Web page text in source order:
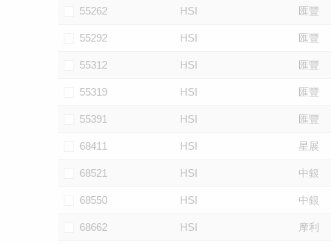
55262 HSI 匯豐
55292 HSI 匯豐
55312 HSI 匯豐
55319 HSI 匯豐
55391 HSI 匯豐
68411 HSI 星展
68521 HSI 中銀
68550 HSI 中銀
68662 HSI 摩利